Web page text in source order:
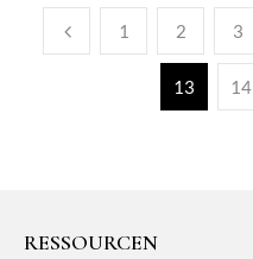
1 2 3
13 14
RESSOURCEN